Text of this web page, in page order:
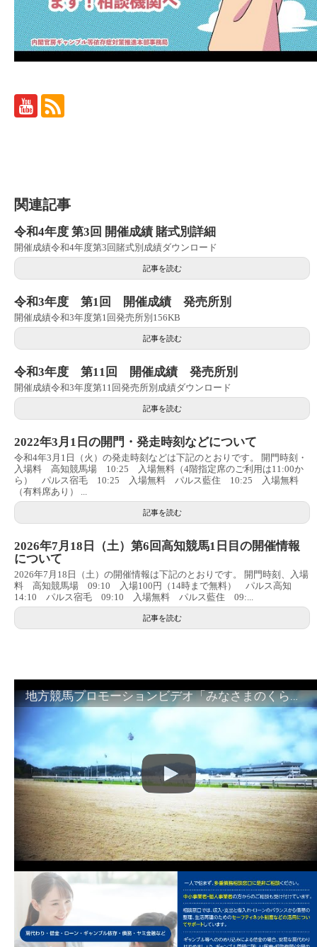
関連記事
令和4年度 第3回 開催成績 賭式別詳細
開催成績令和4年度第3回賭式別成績ダウンロード
記事を読む
令和3年度 第1回 開催成績 発売所別
開催成績令和3年度第1回発売所別156KB
記事を読む
令和3年度 第11回 開催成績 発売所別
開催成績令和3年度第11回発売所別成績ダウンロード
記事を読む
2022年3月1日の開門・発走時刻などについて
令和4年3月1日（火）の発走時刻などは下記のとおりです。 開門時刻・
入場料 高知競馬場 10:25 入場無料（4階指定席のご利用は11:00か
ら） パルス宿毛 10:25 入場無料 パルス藍住 10:25 入場無料
（有料席あり） ...
記事を読む
2026年7月18日（土）第6回高知競馬1日目の開催情報
について
2026年7月18日（土）の開催情報は下記のとおりです。 開門時刻、入場
料 高知競馬場 09:10 入場100円（14時まで無料） パルス高知
14:10 パルス宿毛 09:10 入場無料 パルス藍住 09:...
記事を読む
地方競馬プロモーションビデオ「みなさまのくらしのために」30秒篇｜NAR公式